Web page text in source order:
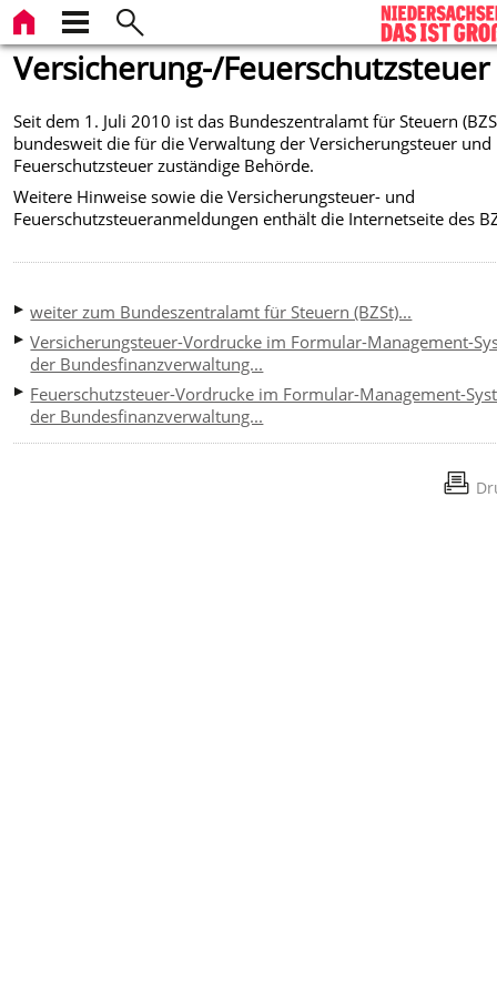
Versicherung-/Feuerschutzsteuer
Seit dem 1. Juli 2010 ist das Bundeszentralamt für Steuern
bundesweit die für die Verwaltung der Versicherungsteuer und
Feuerschutzsteuer zuständige Behörde.
Weitere Hinweise sowie die Versicherungsteuer- und
Feuerschutzsteueranmeldungen enthält die Internetseite des
weiter zum Bundeszentralamt für Steuern (BZSt)...
Versicherungsteuer-Vordrucke im Formular-Management-
der Bundesfinanzverwaltung...
Feuerschutzsteuer-Vordrucke im Formular-Management-
der Bundesfinanzverwaltung...